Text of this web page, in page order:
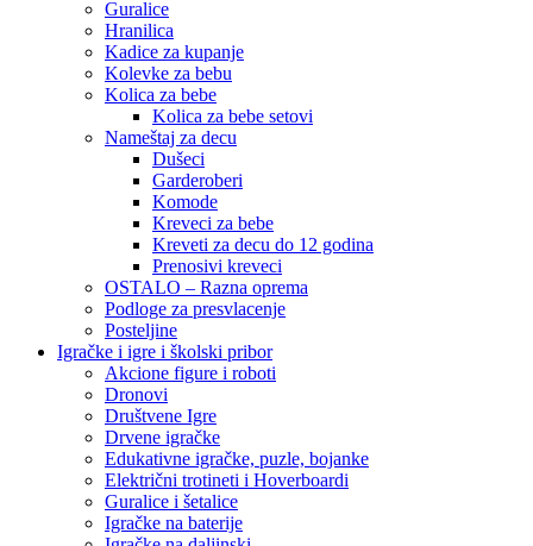
Guralice
Hranilica
Kadice za kupanje
Kolevke za bebu
Kolica za bebe
Kolica za bebe setovi
Nameštaj za decu
Dušeci
Garderoberi
Komode
Kreveci za bebe
Kreveti za decu do 12 godina
Prenosivi kreveci
OSTALO – Razna oprema
Podloge za presvlacenje
Posteljine
Igračke i igre i školski pribor
Akcione figure i roboti
Dronovi
Društvene Igre
Drvene igračke
Edukativne igračke, puzle, bojanke
Električni trotineti i Hoverboardi
Guralice i šetalice
Igračke na baterije